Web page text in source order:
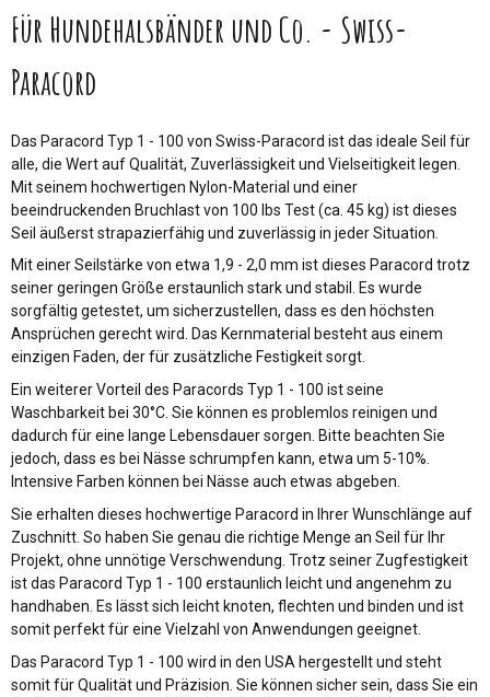
Für Hundehalsbänder und Co. - Swiss-
Paracord
Das Paracord Typ 1 - 100 von Swiss-Paracord ist das ideale Seil für
alle, die Wert auf Qualität, Zuverlässigkeit und Vielseitigkeit legen.
Mit seinem hochwertigen Nylon-Material und einer
beeindruckenden Bruchlast von 100 lbs Test (ca. 45 kg) ist dieses
Seil äußerst strapazierfähig und zuverlässig in jeder Situation.
Mit einer Seilstärke von etwa 1,9 - 2,0 mm ist dieses Paracord trotz
seiner geringen Größe erstaunlich stark und stabil. Es wurde
sorgfältig getestet, um sicherzustellen, dass es den höchsten
Ansprüchen gerecht wird. Das Kernmaterial besteht aus einem
einzigen Faden, der für zusätzliche Festigkeit sorgt.
Ein weiterer Vorteil des Paracords Typ 1 - 100 ist seine
Waschbarkeit bei 30°C. Sie können es problemlos reinigen und
dadurch für eine lange Lebensdauer sorgen. Bitte beachten Sie
jedoch, dass es bei Nässe schrumpfen kann, etwa um 5-10%.
Intensive Farben können bei Nässe auch etwas abgeben.
Sie erhalten dieses hochwertige Paracord in Ihrer Wunschlänge auf
Zuschnitt. So haben Sie genau die richtige Menge an Seil für Ihr
Projekt, ohne unnötige Verschwendung. Trotz seiner Zugfestigkeit
ist das Paracord Typ 1 - 100 erstaunlich leicht und angenehm zu
handhaben. Es lässt sich leicht knoten, flechten und binden und ist
somit perfekt für eine Vielzahl von Anwendungen geeignet.
Das Paracord Typ 1 - 100 wird in den USA hergestellt und steht
somit für Qualität und Präzision. Sie können sicher sein, dass Sie ein